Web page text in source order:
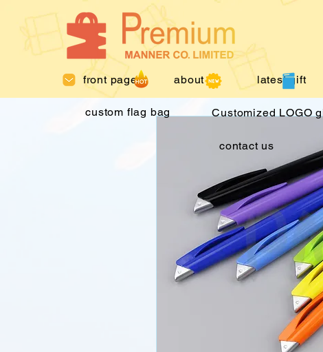
front page about us latest gift
custom flag bag Customized LOGO
contact us